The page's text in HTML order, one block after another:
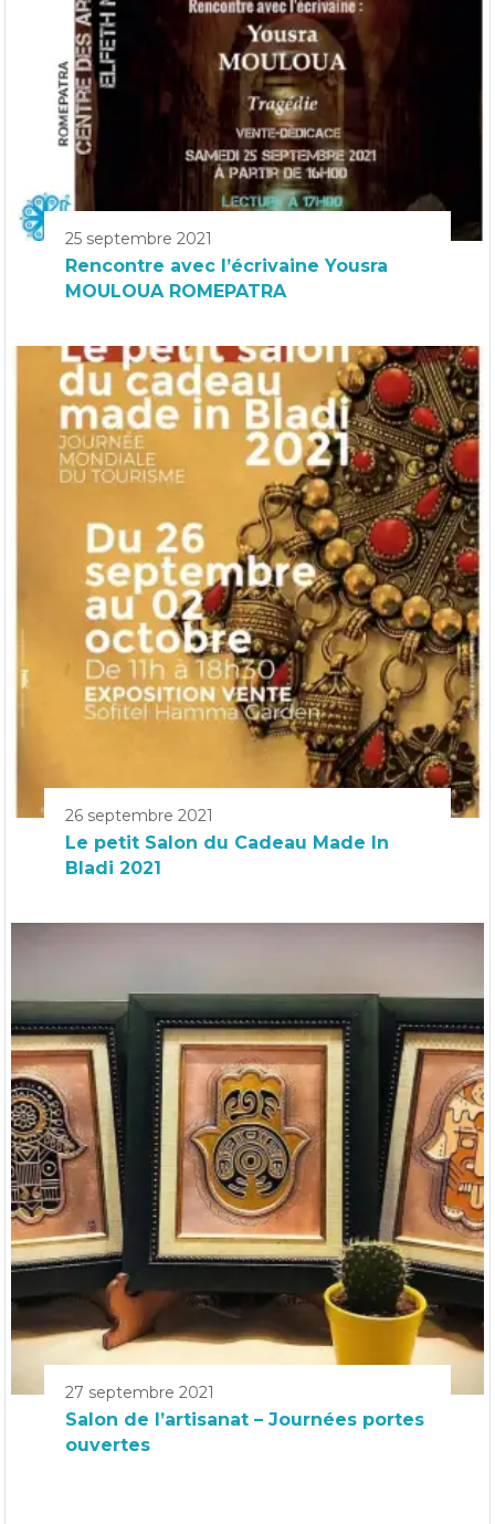
25 septembre 2021
Rencontre avec l’écrivaine Yousra
MOULOUA ROMEPATRA
26 septembre 2021
Le petit Salon du Cadeau Made In
Bladi 2021
27 septembre 2021
Salon de l’artisanat – Journées portes
ouvertes